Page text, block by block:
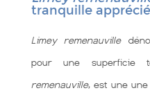
tranquille
Limey remenauville
pour une superficie
remenauville, est une